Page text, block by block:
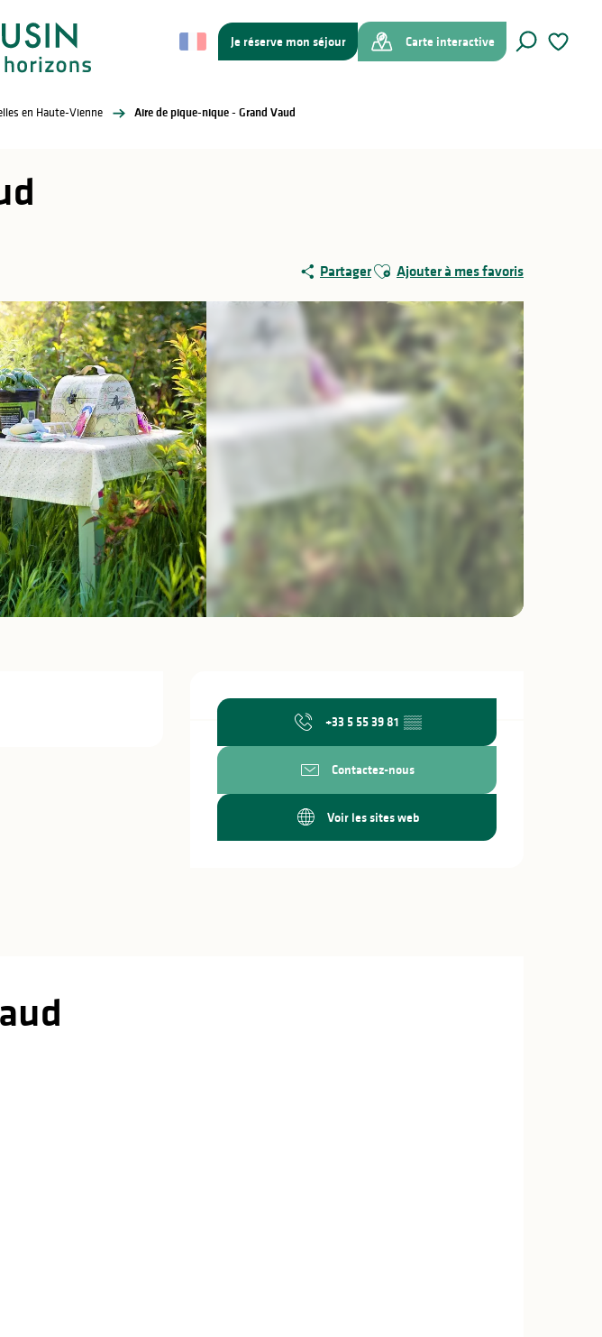
Je réserve mon séjour
Carte interactive
en Haute-Vienne Aire de pique-nique - Grand Vaud
PartagerAjouter aux favoris
Ajouter à mes favoris
Ouverture et
+33 5 55 39 81 ▒▒
Contactez-nous
Voir les sites web